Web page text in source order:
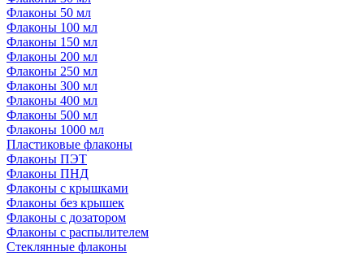
Флаконы 50 мл
Флаконы 100 мл
Флаконы 150 мл
Флаконы 200 мл
Флаконы 250 мл
Флаконы 300 мл
Флаконы 400 мл
Флаконы 500 мл
Флаконы 1000 мл
Пластиковые флаконы
Флаконы ПЭТ
Флаконы ПНД
Флаконы с крышками
Флаконы без крышек
Флаконы с дозатором
Флаконы с распылителем
Стеклянные флаконы